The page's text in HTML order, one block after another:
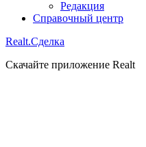
Редакция
Справочный центр
Realt.Сделка
Скачайте приложение Realt